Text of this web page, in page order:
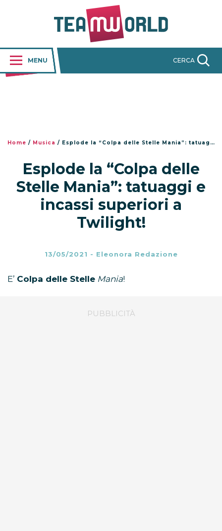
MENU CERCA
Home / Musica / Esplode la “Colpa delle Stelle Mania”: tatuaggi e incassi superiori a Twilight!
Esplode la “Colpa delle
Stelle Mania”: tatuaggi e
incassi superiori a
Twilight!
13/05/2021 - Eleonora Redazione
E’ Colpa delle Stelle Mania!